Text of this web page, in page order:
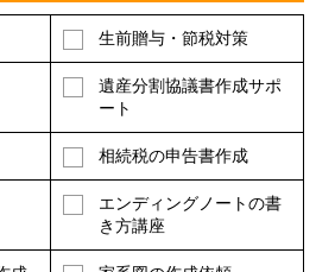
生前贈与・節税対策
遺産分割協議書作成サポ
ート
相続税の申告書作成
エンディングノートの書
き方講座